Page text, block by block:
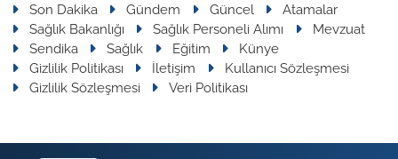
Son Dakika Gündem Güncel
Atamalar
Sağlık Bakanlığı
Sağlık Personeli Alımı
Mevzuat
Sendika
Sağlık Eğitim
Künye
Gizlilik Politikası
İletişim
Kullanıcı Sözleşmesi
Gizlilik Sözleşmesi
Veri Politikası